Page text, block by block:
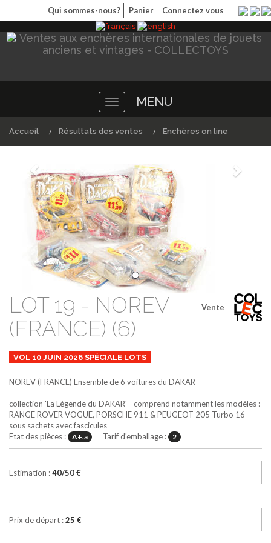
Qui sommes-nous? Panier Connectez vous
Toggle
navigation
MENU
Accueil Résultats des ventes Enchères on line
Précédént
Vente
LOT 19 - NOREV
(FRANCE) (6)
VOL 10 JUIN 2026 SPÉCIALE LOTS
NOREV (FRANCE) Ensemble de 6 voitures du DAKAR
collection 'La Légende du DAKAR' - comprend notamment les modèles :
RANGE ROVER VOGUE, PORSCHE 911 & PEUGEOT 205 Turbo 16 -
sous sachets avec fascicules
Etat des pièces :
A+.a Tarif d'emballage : 2
Estimation :40/50 €
Prix de départ :25 €